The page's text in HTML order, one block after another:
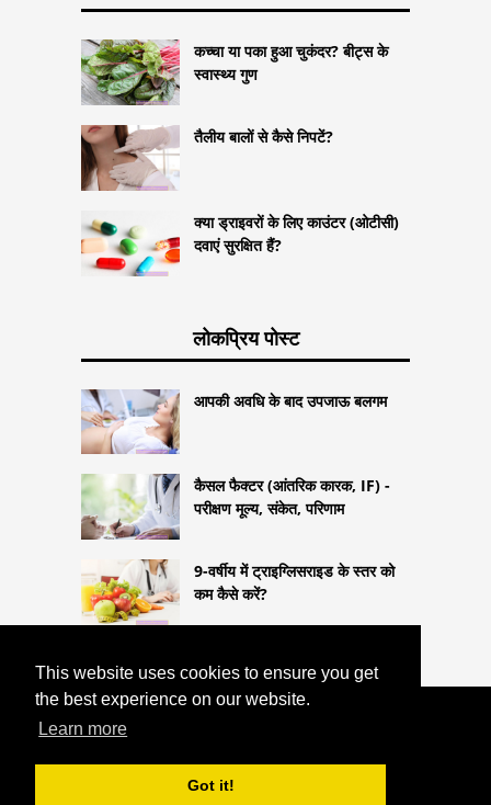
This website uses cookies to ensure you get
the best experience on our website.
Learn more
Got it!
कच्चा या पका हुआ चुकंदर? बीट्स के
स्वास्थ्य गुण
तैलीय बालों से कैसे निपटें?
क्या ड्राइवरों के लिए काउंटर (ओटीसी)
दवाएं सुरक्षित हैं?
लोकप्रिय पोस्ट
आपकी अवधि के बाद उपजाऊ बलगम
कैसल फैक्टर (आंतरिक कारक, IF) -
परीक्षण मूल्य, संकेत, परिणाम
9-वर्षीय में ट्राइग्लिसराइड के स्तर को
कम कैसे करें?
HTTPS://LIFESTYLEMED.NET
कारण, लक्षण और उपचार